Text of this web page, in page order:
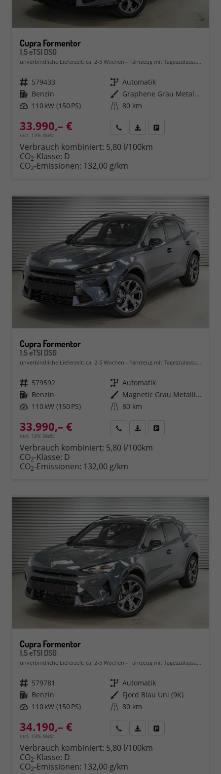
Cupra Formentor
1,5 eTSI DSG
unverbindliche Lieferzeit: ca. 2-5 Wochen Fahrzeug mit Tageszulassung
Fahrzeugnr. 579433 Getriebe Automatik
Kraftstoff Benzin Außenfarbe
Graphene Grau Metallic (R6)
Leistung 110 kW (150 PS) Kilometerstand 80 km
33.990,– €
incl. 19% MwSt.
Rückruf PDF-Datei, Fahrzeugexposé
Verbrauch kombiniert: 5,80 l/100km
CO2-Klasse: D
CO2-Emissionen: 132,00 g/km
Cupra Formentor
1,5 eTSI DSG
unverbindliche Lieferzeit: ca. 2-5 Wochen Fahrzeug mit Tageszulassung
Fahrzeugnr. 579592 Getriebe Automatik
Kraftstoff Benzin Außenfarbe
Magnetic Grau Metallic (S7)
Leistung 110 kW (150 PS) Kilometerstand 80 km
33.990,– €
incl. 19% MwSt.
Rückruf PDF-Datei, Fahrzeugexposé
Verbrauch kombiniert: 5,80 l/100km
CO2-Klasse: D
CO2-Emissionen: 132,00 g/km
Cupra Formentor
1,5 eTSI DSG
unverbindliche Lieferzeit: ca. 2-5 Wochen Fahrzeug mit Tageszulassung
Fahrzeugnr. 579781 Getriebe Automatik
Kraftstoff Benzin Außenfarbe Fjord Blau Uni (9K)
Leistung 110 kW (150 PS) Kilometerstand 80 km
34.190,– €
incl. 19% MwSt.
Rückruf PDF-Datei, Fahrzeugexposé
Verbrauch kombiniert: 5,80 l/100km
CO2-Klasse: D
CO2-Emissionen: 132,00 g/km